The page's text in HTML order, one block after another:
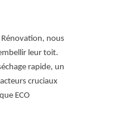
nous
leur toit.
rapide, un
cruciaux
ECO